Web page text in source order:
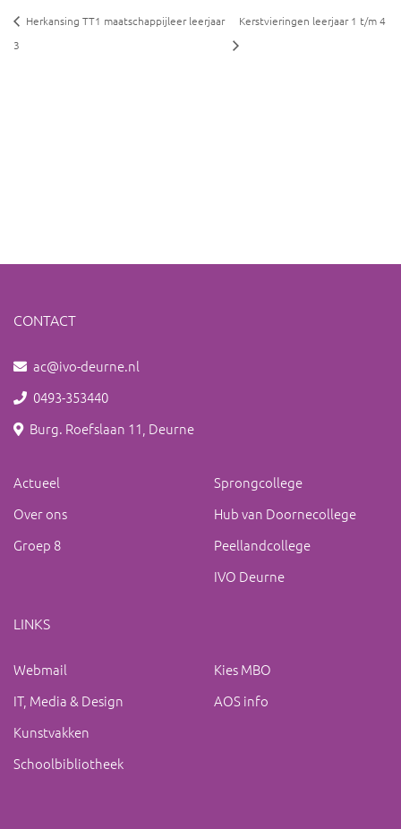
Herkansing TT1 maatschappijleer leerjaar
3
Kerstvieringen leerjaar 1 t/m 4
CONTACT
ac@ivo-deurne.nl
0493-353440
Burg. Roefslaan 11, Deurne
Actueel
Over ons
Groep 8
Sprongcollege
Hub van Doornecollege
Peellandcollege
IVO Deurne
LINKS
Webmail
IT, Media & Design
Kunstvakken
Schoolbibliotheek
Kies MBO
AOS info